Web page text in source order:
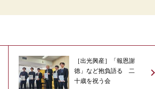
［出光興産］「報恩謝
徳」など抱負語る 二
十歳を祝う会